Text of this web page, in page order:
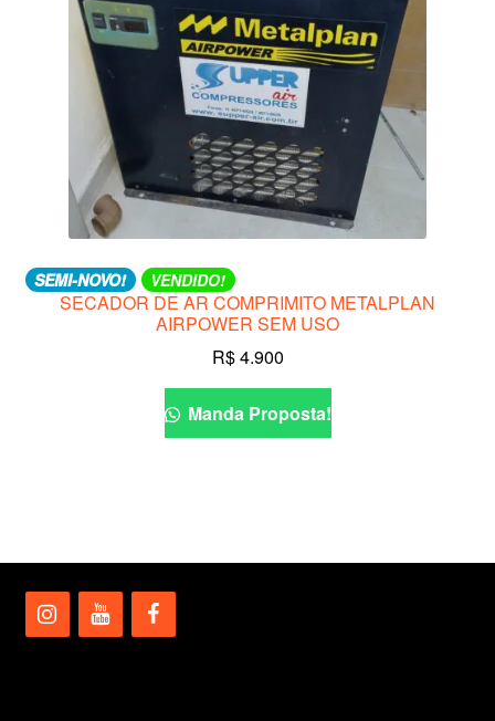
SEMI-NOVO! VENDIDO!
SECADOR DE AR COMPRIMITO METALPLAN
AIRPOWER SEM USO
R$4.900
Manda Proposta!